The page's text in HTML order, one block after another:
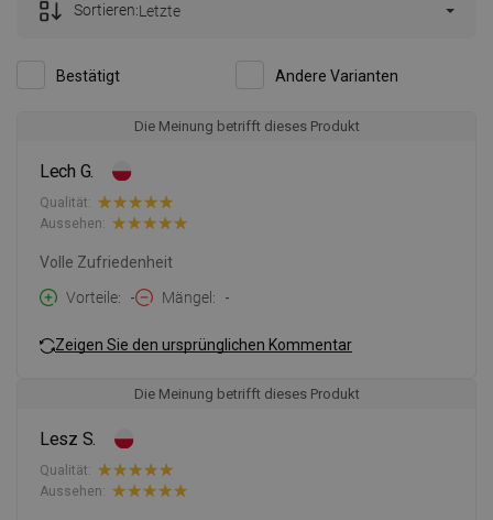
Bestätigt Andere Varianten
Sortieren:Letzte
Die Meinung betrifft dieses Produkt
Lech G.
Qualität:
Aussehen:
Volle Zufriedenheit
Vorteile
- Mängel -
Zeigen Sie den ursprünglichen Kommentar
Die Meinung betrifft dieses Produkt
Lesz S.
Qualität:
Aussehen: